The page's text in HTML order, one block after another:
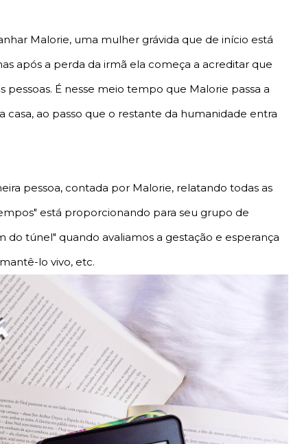
Malorie, uma mulher grávida que de início está
após a perda da irmã ela começa a acreditar que
É nesse meio tempo que Malorie passa a
ao passo que o restante da humanidade entra
pessoa, contada por Malorie, relatando todas as
está proporcionando para seu grupo de
túnel" quando avaliamos a gestação e esperança
lo vivo, etc.